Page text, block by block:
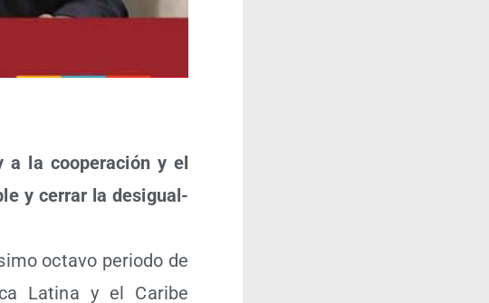
a la coope­ra­ción y el
y cerrar la des­igual­
octa­vo perio­do de
Lati­na y el Cari­be